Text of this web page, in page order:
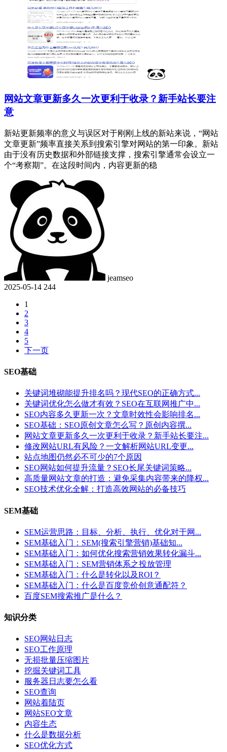
网站文章更新多久一次更利于收录？新手站长要注
意
新站更新频率的意义与误区对于刚刚上线的新站来说，“网站
文章更新”频率直接关系到搜索引擎对网站的第一印象。新站
由于没有历史数据和外部链接支撑，搜索引擎通常会设立一
个“考察期”。在这段时间内，内容更新的稳
jeamseo
2025-05-14 244
1
2
3
4
5
下一页
SEO基础
关键词堆砌能提升排名吗？现代SEO的正确方式...
关键词优化怎么做才有效？SEO在互联网推广中...
SEO内容多久更新一次？文章时效性会影响排名...
SEO基础：SEO原创文章怎么写？原创内容撰...
网站文章更新多久一次更利于收录？新手站长要注...
修改网站URL有风险？一文解析网站URL变更...
站点地图仍然必不可少的7个原因
SEO网站如何提升流量？SEO长尾关键词策略...
高质量网站文章的打造：避免采集内容带来的降权...
SEO技术优化全解：打造高效网站的必备技巧
SEM基础
SEM运营思路：目标、分析、执行、优化对于网...
SEM基础入门：SEM(搜索引擎营销)基础知...
SEM基础入门：如何优化搜索营销效果转化漏斗...
SEM基础入门：SEM营销体系之投放管理
SEM基础入门：什么是转化以及ROI？
SEM基础入门：什么是百度竞价创意通配符？
百度SEM搜索推广是什么？
知识分类
SEO网站日志
SEO工作原理
无损批量压缩图片
挖掘关键词工具
服务器日志要怎么看
SEO查询
网站着陆页
网站SEO文章
内容生态
什么是数据分析
SEO优化方式